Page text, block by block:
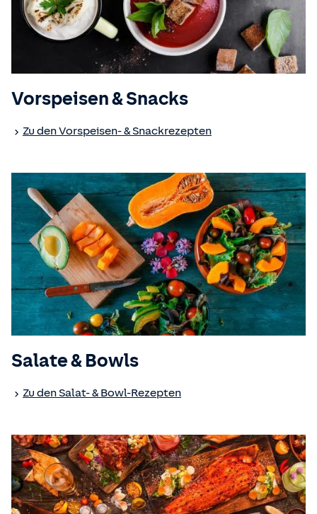
Vorspeisen & Snacks
Zu den Vorspeisen- & Snackrezepten
Salate & Bowls
Zu den Salat- & Bowl-Rezepten